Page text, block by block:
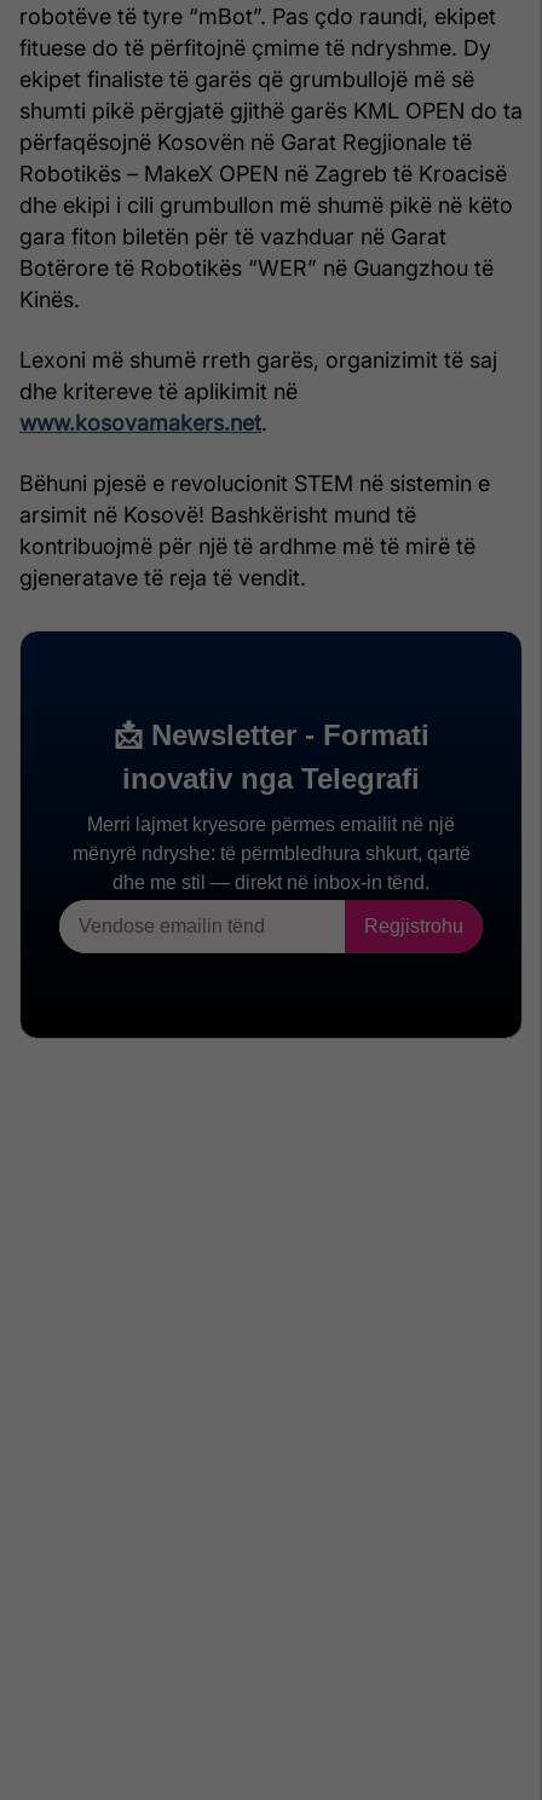
robotëve të tyre “mBot”. Pas çdo raundi, ekipet
fituese do të përfitojnë çmime të ndryshme. Dy
ekipet finaliste të garës që grumbullojë më së
shumti pikë përgjatë gjithë garës KML OPEN do ta
përfaqësojnë Kosovën në Garat Regjionale të
Robotikës – MakeX OPEN në Zagreb të Kroacisë
dhe ekipi i cili grumbullon më shumë pikë në këto
gara fiton biletën për të vazhduar në Garat
Botërore të Robotikës “WER” në Guangzhou të
Kinës.
Lexoni më shumë rreth garës, organizimit të saj
dhe kritereve të aplikimit në
www.kosovamakers.net.
Bëhuni pjesë e revolucionit STEM në sistemin e
arsimit në Kosovë! Bashkërisht mund të
kontribuojmë për një të ardhme më të mirë të
gjeneratave të reja të vendit.